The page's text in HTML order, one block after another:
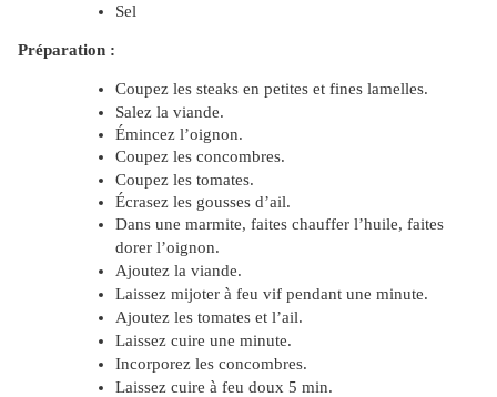
Sel
Préparation :
Coupez les steaks en petites et fines lamelles.
Salez la viande.
Émincez l’oignon.
Coupez les concombres.
Coupez les tomates.
Écrasez les gousses d’ail.
Dans une marmite, faites chauffer l’huile, faites
dorer l’oignon.
Ajoutez la viande.
Laissez mijoter à feu vif pendant une minute.
Ajoutez les tomates et l’ail.
Laissez cuire une minute.
Incorporez les concombres.
Laissez cuire à feu doux 5 min.